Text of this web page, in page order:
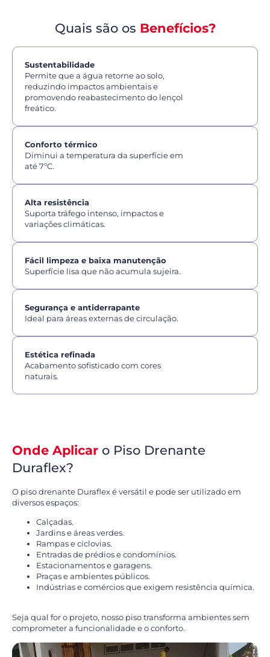
Quais são os Benefícios?
Sustentabilidade
Permite que a água retorne ao solo,
reduzindo impactos ambientais e
promovendo reabastecimento do lençol
freático.
Conforto térmico
Diminui a temperatura da superfície em
até 7ºC.
Alta resistência
Suporta tráfego intenso, impactos e
variações climáticas.
Fácil limpeza e baixa manutenção
Superfície lisa que não acumula sujeira.
Segurança e antiderrapante
Ideal para áreas externas de circulação.
Estética refinada
Acabamento sofisticado com cores
naturais.
Onde Aplicar o Piso Drenante
Duraflex?
O piso drenante Duraflex é versátil e pode ser utilizado em
diversos espaços:
Calçadas.
Jardins e áreas verdes.
Rampas e ciclovias.
Entradas de prédios e condomínios.
Estacionamentos e garagens.
Praças e ambientes públicos.
Indústrias e comércios que exigem resistência química.
Seja qual for o projeto, nosso piso transforma ambientes sem
comprometer a funcionalidade e o conforto.